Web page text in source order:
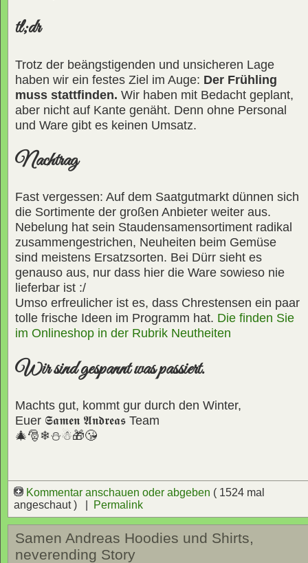
tl;dr
Trotz der beängstigenden und unsicheren Lage
haben wir ein festes Ziel im Auge: Der Frühling
muss stattfinden. Wir haben mit Bedacht geplant,
aber nicht auf Kante genäht. Denn ohne Personal
und Ware gibt es keinen Umsatz.
Nachtrag
Fast vergessen: Auf dem Saatgutmarkt dünnen sich
die Sortimente der großen Anbieter weiter aus.
Nebelung hat sein Staudensamensortiment radikal
zusammengestrichen, Neuheiten beim Gemüse
sind meistens Ersatzsorten. Bei Dürr sieht es
genauso aus, nur dass hier die Ware sowieso nie
lieferbar ist :/
Umso erfreulicher ist es, dass Chrestensen ein paar
tolle frische Ideen im Programm hat. Die finden Sie
im Onlineshop in der Rubrik Neutheiten
Wir sind gespannt was passiert.
Machts gut, kommt gur durch den Winter,
Euer 𝕾𝖆𝖒𝖊𝖓 𝕬𝖓𝖉𝖗𝖊𝖆𝖘 Team
🎄🎅❄⛄☃🎁😘
Kommentar anschauen oder abgeben ( 1524 mal
angeschaut ) |
Permalink
Samen Andreas Hoodies und Shirts,
neverending Story